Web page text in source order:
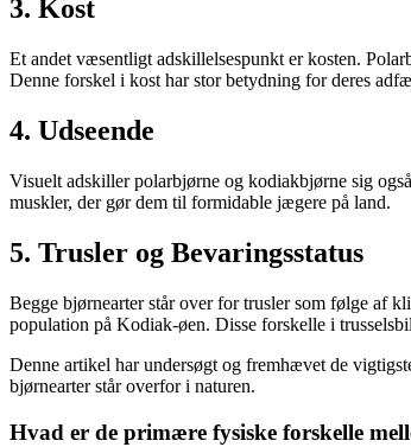
3. Kost
Et andet væsentligt adskillelsespunkt er kosten.
Denne forskel i kost har stor betydning for deres
4. Udseende
Visuelt adskiller polarbjørne og kodiakbjørne sig
muskler, der gør dem til formidable jægere på land.
5. Trusler og Bevaringsstatus
Begge bjørnearter står over for trusler som følge af
population på Kodiak-øen. Disse forskelle i
Denne artikel har undersøgt og fremhævet de
bjørnearter står overfor i naturen.
Hvad er de primære fysiske forskelle